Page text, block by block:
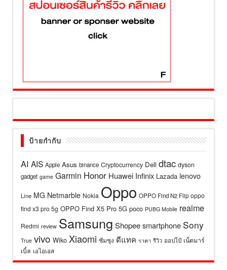
ป้ายกำกับ
AI AIS Apple Asus binance Cryptocurrency Dell dtac dyson
gadget game Garmin Honor Huawei Infinix Lazada lenovo
Line MG Netmarble Nokia Oppo OPPO Find N2 Flip oppo
find x3 pro 5g OPPO Find X5 Pro 5G poco PUBG Mobile realme
Redmi review Samsung Shopeesmartphone Sony
True vivo Wiko Xiaomi ซัมซุง ดีแทค ราคา รีวิว ออปโป้ เน็ตมาร์
เบิ้ล เอไอเอส